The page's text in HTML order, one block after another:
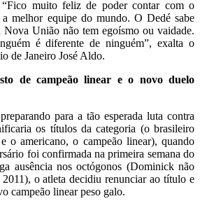
muito feliz de poder contar com o
melhor equipe do mundo. O Dedé sabe
Nova União não tem egoísmo ou vaidade.
é diferente de ninguém”, exalta o
de Janeiro José Aldo.
de campeão linear e o novo duelo
para a tão esperada luta contra
os títulos da categoria (o brasileiro
o americano, o campeão linear), quando
foi confirmada na primeira semana do
ausência nos octógonos (Dominick não
o atleta decidiu renunciar ao título e
campeão linear peso galo.